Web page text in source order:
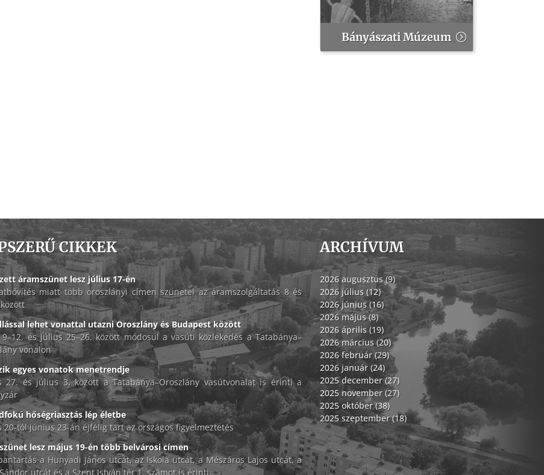
Bányászati Múzeum
CIKKEK
áramszünet lesz július 17-én
miatt több oroszlányi címen szünetel az áramszolgáltatás 8 és
lehet vonattal utazni Oroszlány és Budapest között
9–12. és július 25–26. között módosul a vasúti közlekedés a Tatabánya–
vonalon
egyes vonatok menetrendje
27. és július 3. között a Tatabánya–Oroszlány vasútvonalat is érinti a
hőségriasztás lép életbe
20-tól június 23-án éjfélig tart az országos figyelmeztetés
lesz május 19-én több belvárosi címen
a Hunyadi János utcát, az Iskola utcát, a Mészáros Lajos utcát, a
utcát és a Szent István tér 1. számot is érinti.
ARCHÍVUM
2026 augusztus (9)
2026 július (12)
2026 június (16)
2026 május (8)
2026 április (19)
2026 március (20)
2026 február (29)
2026 január (24)
2025 december (27)
2025 november (27)
2025 október (38)
2025 szeptember (18)